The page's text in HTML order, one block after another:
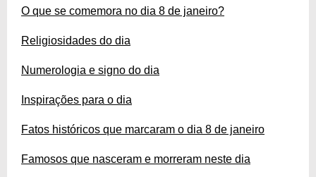
O que se comemora no dia 8 de janeiro?
Religiosidades do dia
Numerologia e signo do dia
Inspirações para o dia
Fatos históricos que marcaram o dia 8 de janeiro
Famosos que nasceram e morreram neste dia